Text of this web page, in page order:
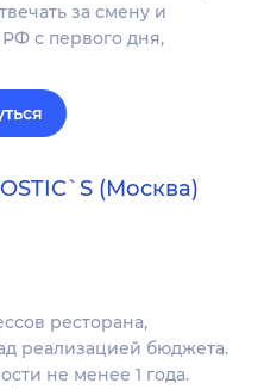
за смену и
с первого дня,
(Москва)
ресторана,
реализацией бюджета.
не менее 1 года.